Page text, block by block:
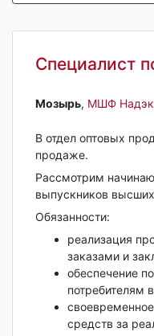
Специалист
Мозырь‎, МШФ
В отдел оптовых
продаже.
Рассмотрим
выпускников
Обязанности:
реализация
заказами и
обеспечение
потребителям
средств за